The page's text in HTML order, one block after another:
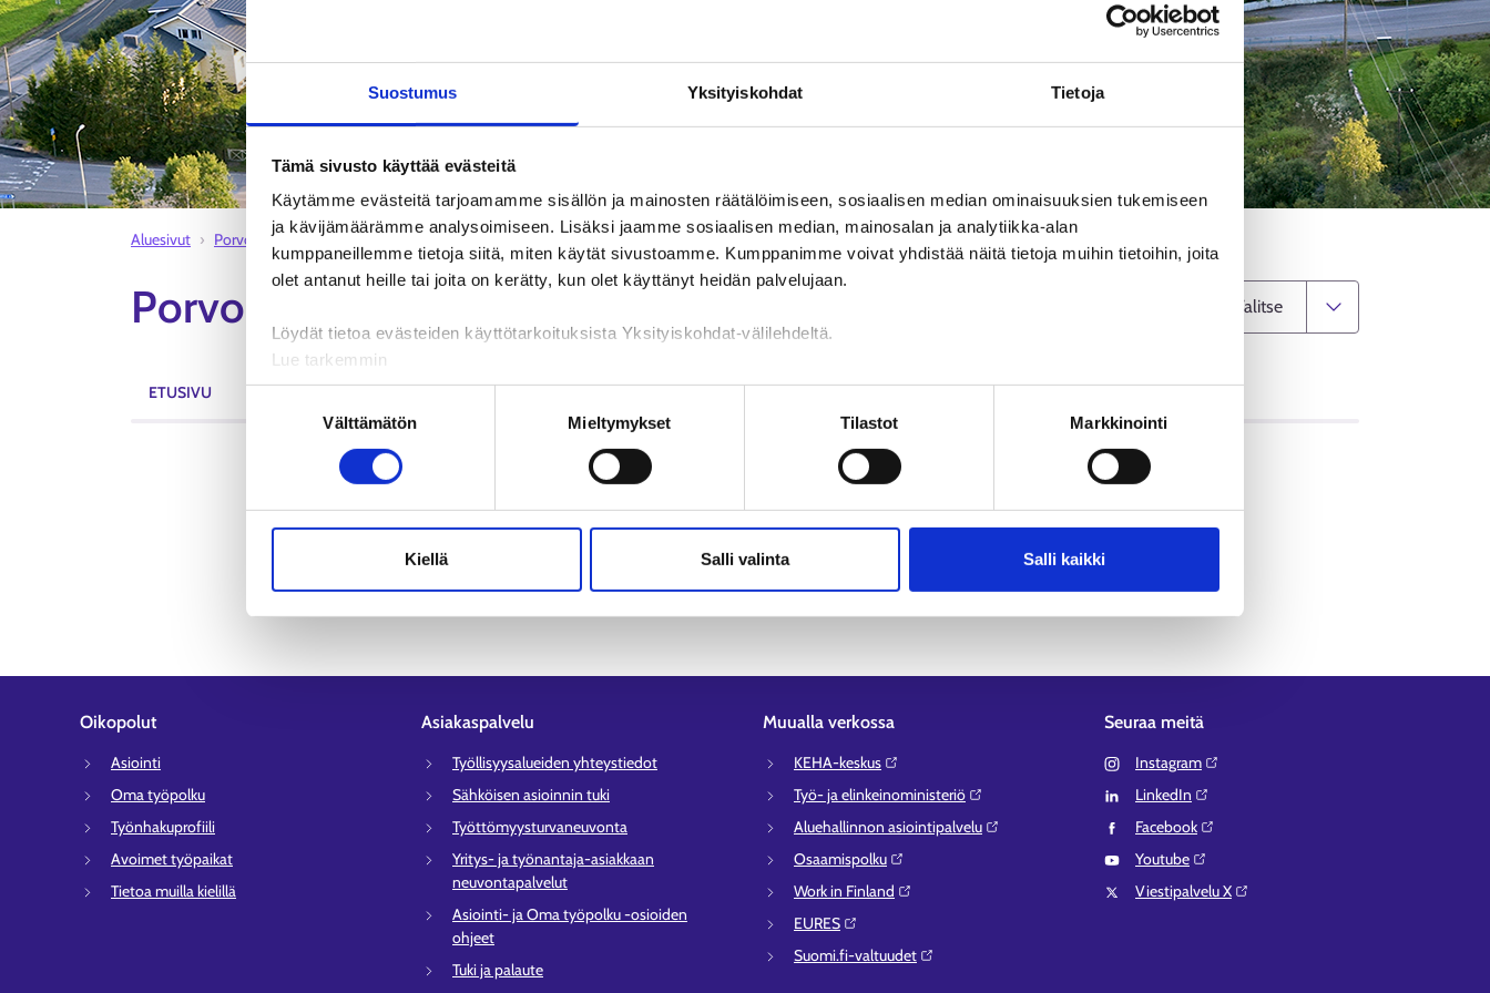
Suostumus Yksityiskohdat Tietoja
Tämä sivusto käyttää evästeitä
Käytämme evästeitä tarjoamamme sisällön ja mainosten räätälöimiseen, sosiaalisen median ominaisuuksien tukemiseen
ja kävijämäärämme analysoimiseen. Lisäksi jaamme sosiaalisen median, mainosalan ja analytiikka-alan
kumppaneillemme tietoja siitä, miten käytät sivustoamme. Kumppanimme voivat yhdistää näitä tietoja muihin tietoihin, joita
olet antanut heille tai joita on kerätty, kun olet käyttänyt heidän palvelujaan.
Löydät tietoa evästeiden käyttötarkoituksista Yksityiskohdat-välilehdeltä.
Lue tarkemmin
Evästeet
Tietosuoja ja henkilötietojen käsittely
Välttämätön Mieltymykset Tilastot Markkinointi
Kiellä Salli valinta Salli kaikki
Aluesivut Porvoon työllisyysalue Askola Työpaikat
Porvoon työllisyysalue: Askola
ETUSIVU AJANKOHTAISTA TAPAHTUMAT TYÖPAIKAT PALVELUT KOULUTUKSET YHTEYSTIEDOT
Tutustu alueen avoimiin työpaikkoihin. Jos haluat, voit laajentaa hakuun myös muita alueita, kuten lähikuntia tai maakuntia.
Oikopolut
Asiointi
Oma työpolku
Työnhakuprofiili
Avoimet työpaikat
Tietoa muilla kielillä
Asiakaspalvelu
Työllisyysalueiden yhteystiedot
Sähköisen asioinnin tuki
Työttömyysturvaneuvonta
Yritys- ja työnantaja-asiakkaan
neuvontapalvelut
Asiointi- ja Oma työpolku -osioiden
ohjeet
Tuki ja palaute
Muualla verkossa
KEHA-keskus⁠
Työ- ja elinkeinoministeriö⁠
Aluehallinnon asiointipalvelu⁠
Osaamispolku⁠
Work in Finland⁠
EURES⁠
Suomi.fi-valtuudet⁠
Seuraa meitä
Instagram⁠
LinkedIn⁠
Facebook⁠
Youtube⁠
Viestipalvelu X⁠